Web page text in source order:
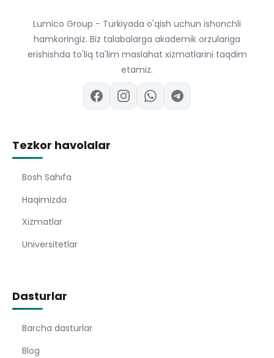
Lumico Group - Turkiyada o'qish uchun ishonchli
hamkoringiz. Biz talabalarga akademik orzulariga
erishishda to'liq ta'lim maslahat xizmatlarini taqdim
etamiz.
Tezkor havolalar
Bosh Sahıfa
Haqimizda
Xizmatlar
Universitetlar
Dasturlar
Barcha dasturlar
Blog